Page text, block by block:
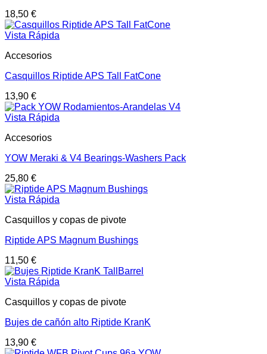
18,50 €
Vista Rápida
Accesorios
Casquillos Riptide APS Tall FatCone
13,90 €
Vista Rápida
Accesorios
YOW Meraki & V4 Bearings-Washers Pack
25,80 €
Vista Rápida
Casquillos y copas de pivote
Riptide APS Magnum Bushings
11,50 €
Vista Rápida
Casquillos y copas de pivote
Bujes de cañón alto Riptide KranK
13,90 €